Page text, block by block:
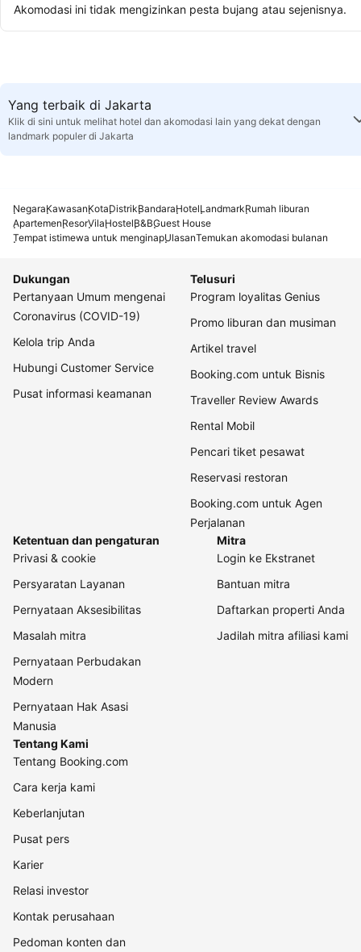
Akomodasi ini tidak mengizinkan pesta bujang atau sejenisnya.
Yang terbaik di Jakarta
Klik di sini untuk melihat hotel dan akomodasi lain yang dekat dengan
landmark populer di Jakarta
NegaraKawasanKotaDistrikBandaraHotelLandmarkRumah liburan
ApartemenResorVilaHostelB&BGuest House
Tempat istimewa untuk menginapUlasanTemukan akomodasi bulanan
Dukungan
Pertanyaan Umum mengenai
Coronavirus (COVID-19)
Kelola trip Anda
Hubungi Customer Service
Pusat informasi keamanan
Telusuri
Program loyalitas Genius
Promo liburan dan musiman
Artikel travel
Booking.com untuk Bisnis
Traveller Review Awards
Rental Mobil
Pencari tiket pesawat
Reservasi restoran
Booking.com untuk Agen
Perjalanan
Ketentuan dan pengaturan
Privasi & cookie
Persyaratan Layanan
Pernyataan Aksesibilitas
Masalah mitra
Pernyataan Perbudakan
Modern
Pernyataan Hak Asasi
Manusia
Mitra
Login ke Ekstranet
Bantuan mitra
Daftarkan properti Anda
Jadilah mitra afiliasi kami
Tentang Kami
Tentang Booking.com
Cara kerja kami
Keberlanjutan
Pusat pers
Karier
Relasi investor
Kontak perusahaan
Pedoman konten dan